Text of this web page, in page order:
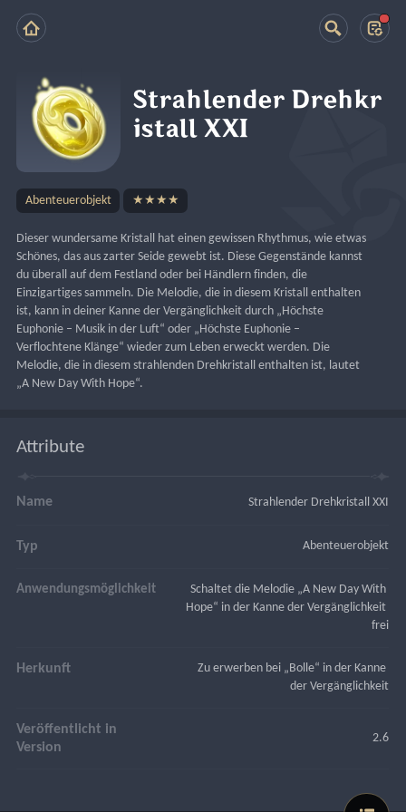
Strahlender Drehkr
istall XXI
Abenteuerobjekt ★★★★
Dieser wundersame Kristall hat einen gewissen Rhythmus, wie etwas
Schönes, das aus zarter Seide gewebt ist. Diese Gegenstände kannst
du überall auf dem Festland oder bei Händlern finden, die
Einzigartiges sammeln. Die Melodie, die in diesem Kristall enthalten
ist, kann in deiner Kanne der Vergänglichkeit durch „Höchste
Euphonie – Musik in der Luft“ oder „Höchste Euphonie –
Verflochtene Klänge“ wieder zum Leben erweckt werden. Die
Melodie, die in diesem strahlenden Drehkristall enthalten ist, lautet
„A New Day With Hope“.
Attribute
Name Strahlender Drehkristall XXI
Typ Abenteuerobjekt
Anwendungsmöglichkeit
Schaltet die Melodie „A New Day With
Hope“ in der Kanne der Vergänglichkeit
frei
Herkunft
Zu erwerben bei „Bolle“ in der Kanne
der Vergänglichkeit
Veröffentlicht in
Version
2.6